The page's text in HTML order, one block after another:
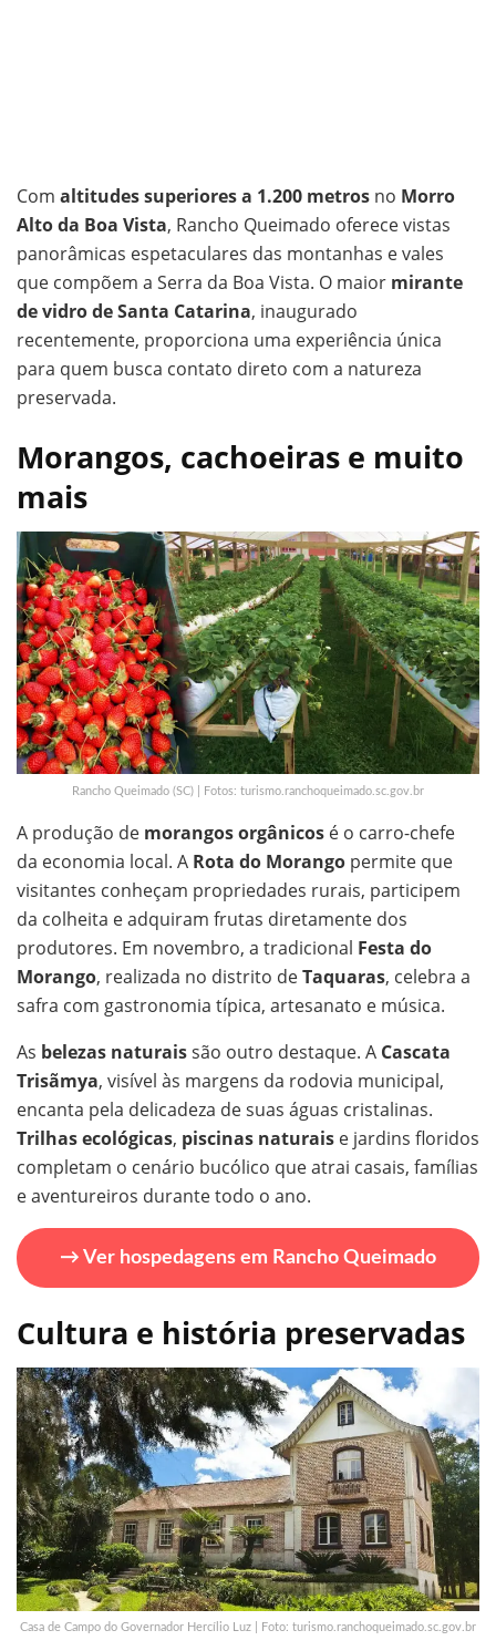
Com altitudes superiores a 1.200 metros no Morro
Alto da Boa Vista, Rancho Queimado oferece vistas
panorâmicas espetaculares das montanhas e vales
que compõem a Serra da Boa Vista. O maior mirante
de vidro de Santa Catarina, inaugurado
recentemente, proporciona uma experiência única
para quem busca contato direto com a natureza
preservada.
Morangos, cachoeiras e muito
mais
Rancho Queimado (SC) | Fotos: turismo.ranchoqueimado.sc.gov.br
A produção de morangos orgânicos é o carro-chefe
da economia local. A Rota do Morango permite que
visitantes conheçam propriedades rurais, participem
da colheita e adquiram frutas diretamente dos
produtores. Em novembro, a tradicional Festa do
Morango, realizada no distrito deTaquaras, celebra a
safra com gastronomia típica, artesanato e música.
As belezas naturaissão outro destaque. A Cascata
Trisãmya, visível às margens da rodovia municipal,
encanta pela delicadeza de suas águas cristalinas.
Trilhas ecológicas, piscinas naturais e jardins floridos
completam o cenário bucólico que atrai casais, famílias
e aventureiros durante todo o ano.
→ Ver hospedagens em Rancho Queimado
Cultura e história preservadas
Casa de Campo do Governador Hercílio Luz | Foto: turismo.ranchoqueimado.sc.gov.br